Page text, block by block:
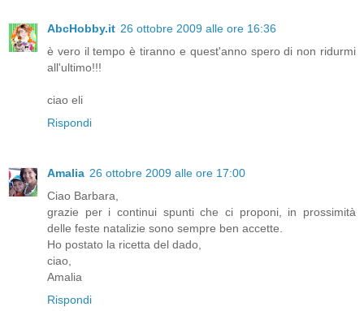
AbcHobby.it 26 ottobre 2009 alle ore 16:36
è vero il tempo è tiranno e quest'anno spero di non ridurmi
all'ultimo!!!
ciao eli
Rispondi
Amalia 26 ottobre 2009 alle ore 17:00
Ciao Barbara,
grazie per i continui spunti che ci proponi, in prossimità
delle feste natalizie sono sempre ben accette.
Ho postato la ricetta del dado,
ciao,
Amalia
Rispondi